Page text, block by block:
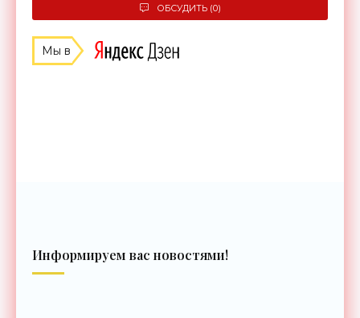
ОБСУДИТЬ (0)
Мы в
Информируем вас новостями!